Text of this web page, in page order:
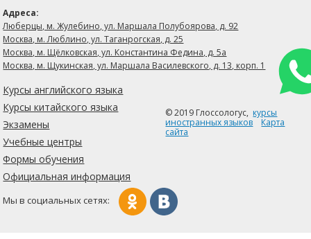
Адреса:
Люберцы, м. Жулебино, ул. Маршала Полубоярова, д. 92
Москва, м. Люблино, ул. Таганрогская, д. 25
Москва, м. Щёлковская, ул. Константина Федина, д. 5а
Москва, м. Щукинская, ул. Маршала Василевского, д. 13, корп. 1
Курсы английского языка
Курсы китайского языка
Экзамены
Учебные центры
Формы обучения
Официальная информация
Мы в социальных сетях:
© 2019 Глоссологуc, курсы
иностранных языков
Карта
сайта